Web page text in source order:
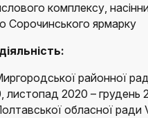
комплексу,
Сорочинського ярмарку
районної
листопад 2020 – грудень
обласної ради